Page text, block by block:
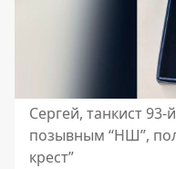
Сергей, танкист
позывным “НШ”,
крест”